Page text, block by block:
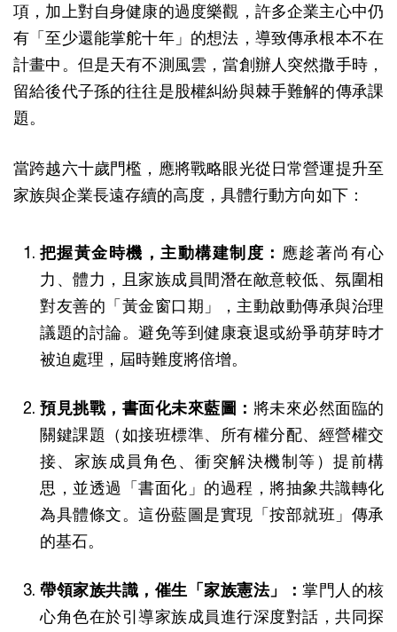
項，加上對自身健康的過度樂觀，許多企業主心中仍
有「至少還能掌舵十年」的想法，導致傳承根本不在
計畫中。但是天有不測風雲，當創辦人突然撒手時，
留給後代子孫的往往是股權糾紛與棘手難解的傳承課
題。
當跨越六十歲門檻，應將戰略眼光從日常營運提升至
家族與企業長遠存續的高度，具體行動方向如下：
把握黃金時機，主動構建制度： 應趁著尚有心
力、體力，且家族成員間潛在敵意較低、氛圍相
對友善的「黃金窗口期」，主動啟動傳承與治理
議題的討論。避免等到健康衰退或紛爭萌芽時才
被迫處理，屆時難度將倍增。
預見挑戰，書面化未來藍圖： 將未來必然面臨的
關鍵課題（如接班標準、所有權分配、經營權交
接、家族成員角色、衝突解決機制等）提前構
思，並透過「書面化」的過程，將抽象共識轉化
為具體條文。這份藍圖是實現「按部就班」傳承
的基石。
帶領家族共識，催生「家族憲法」： 掌門人的核
心角色在於引導家族成員進行深度對話，共同探